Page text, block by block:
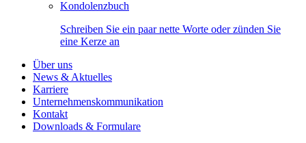
Kondolenzbuch
Schreiben Sie ein paar nette Worte oder zünden Sie
eine Kerze an
Über uns
News & Aktuelles
Karriere
Unternehmenskommunikation
Kontakt
Downloads & Formulare